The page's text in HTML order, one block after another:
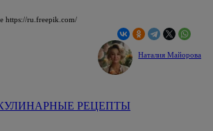
https://ru.freepik.com/
Наталия Майорова
РЕЦЕПТЫ